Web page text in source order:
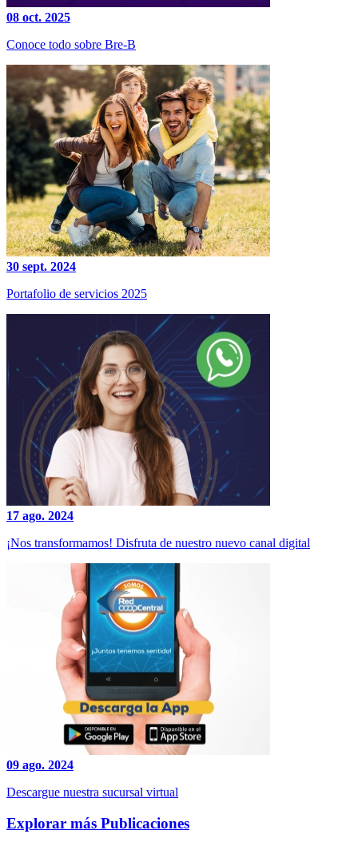
08 oct. 2025
Conoce todo sobre Bre-B
30 sept. 2024
Portafolio de servicios 2025
17 ago. 2024
¡Nos transformamos! Disfruta de nuestro nuevo canal digital
09 ago. 2024
Descargue nuestra sucursal virtual
Explorar más Publicaciones